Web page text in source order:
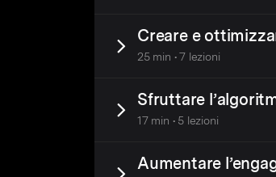
Creare e
25 min • 7 lezioni
Sfruttare
17 min • 5 lezioni
Aumentare